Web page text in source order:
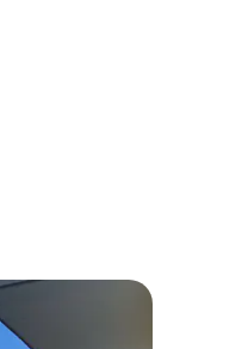
s oznakom „Odabrali gosti”